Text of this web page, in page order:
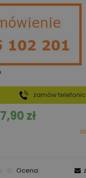
zł
zamów
Ocena: